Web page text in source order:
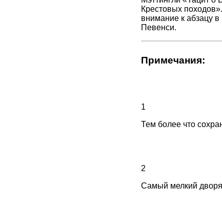
Крестовых
внимание к абзацу
Певенси.
Примечания:
1
Тем более что
2
Самый мелкий